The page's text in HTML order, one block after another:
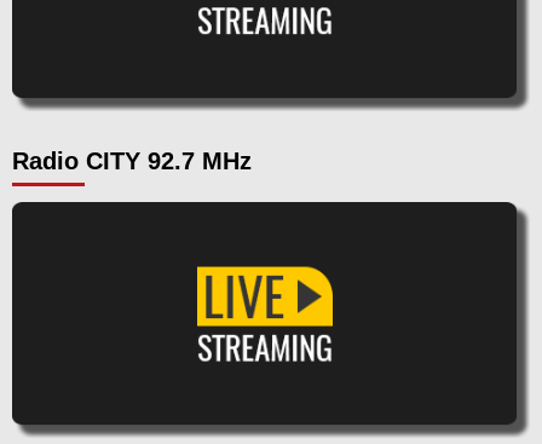
Radio CITY 92.7 MHz